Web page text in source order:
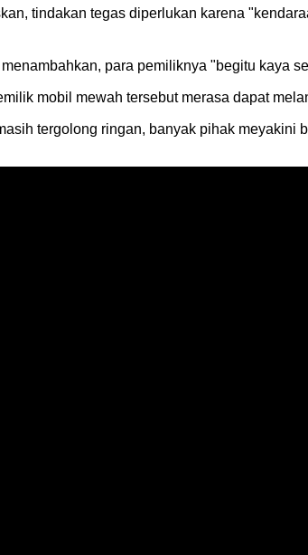
tindakan tegas diperlukan karena
para pemiliknya "begitu kaya
mobil mewah tersebut merasa dapat
tergolong ringan, banyak pihak